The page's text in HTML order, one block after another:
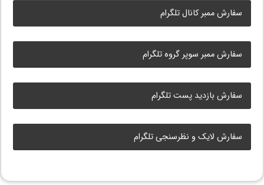
سفارش ممبر کانال تلگرام
سفارش ممبر سوپر گروه تلگرام
سفارش بازدید پست تلگرام
سفارش لایک و نظرسنجی تلگرام